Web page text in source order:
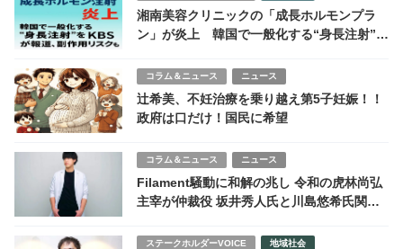
湘南美容クリニックの「成長ホルモンプラ
ン」が炎上 韓国で一般化する“身長注射”
コラム＆ニュース ニュース
辻希美、不妊治療を乗り越え第5子妊娠！！
政府は口だけ！国民に希望
コラム＆ニュース ニュース
Filament騒動に和解の兆し 令和の虎林尚弘
主宰が仲裁役 坂井秀人氏と川島悠希氏関係
ステークホルダーVOICE 地域社会